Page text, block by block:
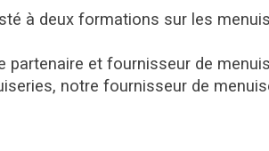
à deux formations sur les
partenaire et fournisseur de
notre fournisseur de